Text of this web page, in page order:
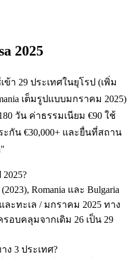
2025
ข้า 29 ประเทศในยุโรป (เพิ่ม
เต็มรูปแบบมกราคม 2025)
วัน ค่าธรรมเนียม €90 ใช้
กัน €30,000+ และยื่นที่สถาน
"
Romania และ Bulgaria
ะทะเล / มกราคม 2025 ทาง
อบคลุมจากเดิม 26 เป็น 29
ง 3 ประเทศ?